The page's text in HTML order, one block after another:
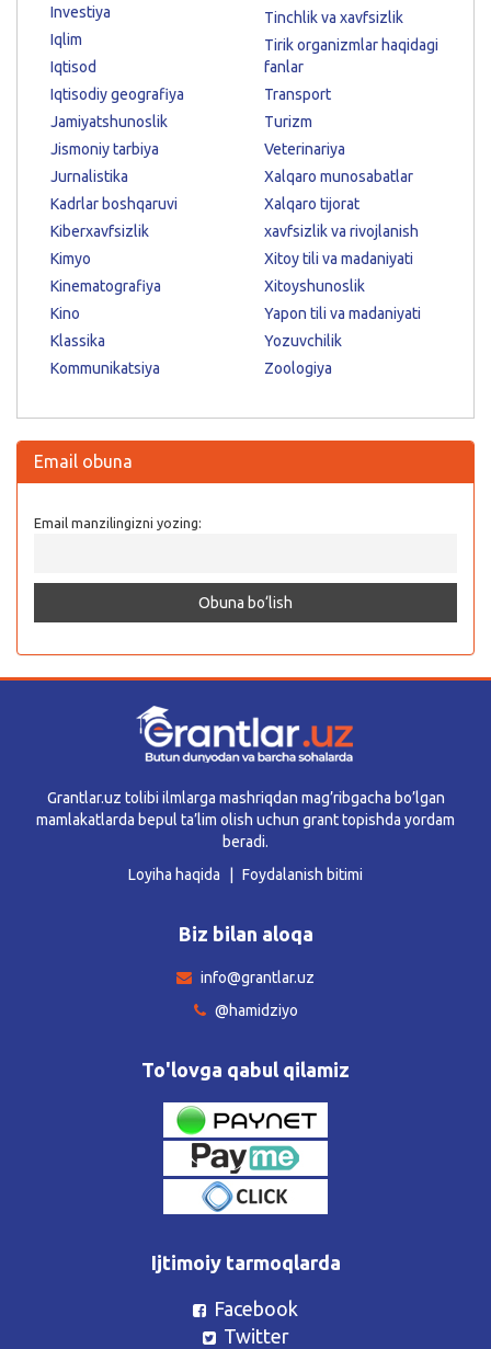
Investiya
Iqlim
Iqtisod
Iqtisodiy geografiya
Jamiyatshunoslik
Jismoniy tarbiya
Jurnalistika
Kadrlar boshqaruvi
Kiberxavfsizlik
Kimyo
Kinematografiya
Kino
Klassika
Kommunikatsiya
Tinchlik va xavfsizlik
Tirik organizmlar haqidagi
fanlar
Transport
Turizm
Veterinariya
Xalqaro munosabatlar
Xalqaro tijorat
xavfsizlik va rivojlanish
Xitoy tili va madaniyati
Xitoyshunoslik
Yapon tili va madaniyati
Yozuvchilik
Zoologiya
Email obuna
Email manzilingizni yozing:
Grantlar.uz tolibi ilmlarga mashriqdan mag’ribgacha bo’lgan
mamlakatlarda bepul ta’lim olish uchun grant topishda yordam
beradi.
Loyiha haqida
Foydalanish bitimi
Biz bilan aloqa
info@grantlar.uz
@hamidziyo
To'lovga qabul qilamiz
Ijtimoiy tarmoqlarda
Facebook
Twitter